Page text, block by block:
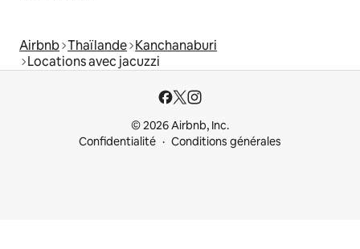
Airbnb Thaïlande Kanchanaburi
Locations avec jacuzzi
© 2026 Airbnb, Inc.
Confidentialité
Conditions générales